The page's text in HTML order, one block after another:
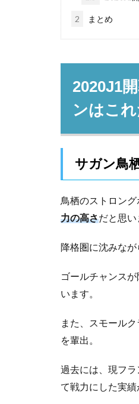
2 まとめ
2020J1
ンはこれ
サガン鳥
鳥栖のストロン
力の高さだと思い
降格圏に沈みな
ゴールチャンス
います。
また、スモール
を輩出。
過去には、現フ
て戦力にした実績